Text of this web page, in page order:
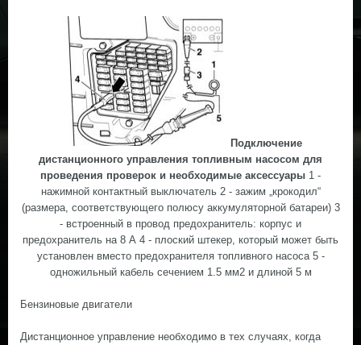
Подключение
дистанционного управления топливным насосом для
проведения проверок и необходимые аксессуары 1 -
нажимной контактный выключатель 2 - зажим „крокодил“
(размера, соответствующего полюсу аккумуляторной батареи) 3
- встроенный в провод предохранитель: корпус и
предохранитель на 8 А 4 - плоский штекер, который может быть
установлен вместо предохранителя топливного насоса 5 -
одножильный кабель сечением 1.5 мм2 и длиной 5 м
Бензиновые двигатели
Дистанционное управление необходимо в тех случаях, когда